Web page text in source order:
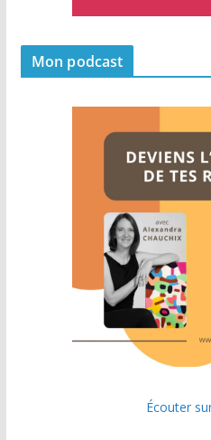
Mon podcast
Écouter